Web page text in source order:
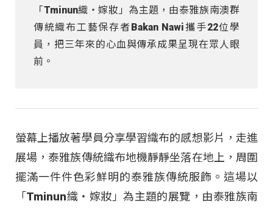
「Tminun織・嫁妝」為主題，由泰雅族南澳群
傳統織布工藝保存者Bakan Nawi攜手22位學
員，把三年來的心血與傳承成果呈現在眾人眼
前。
螢幕上播放著學員分享學習織布的感想影片，走進
展場，泰雅族傳統織布地機靜靜坐落在地上，周圍
擺滿一件件色彩鮮明的泰雅族傳統服飾。這場以
「Tminun織・嫁妝」為主題的展覽，由泰雅族南